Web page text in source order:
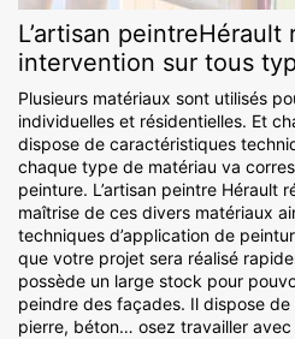
L’artisan
intervention sur tous
Plusieurs matériaux sont utilisés
individuelles et résidentielles. Et
dispose de caractéristiques
chaque type de matériau va
peinture. L’artisan peintre Hérault
maîtrise de ces divers matériaux
techniques d’application de
que votre projet sera réalisé
possède un large stock pour
peindre des façades. Il dispose
pierre, béton… osez travailler avec